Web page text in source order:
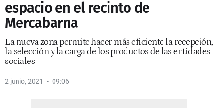
espacio en el recinto de
Mercabarna
La nueva zona permite hacer más eficiente la recepción,
la selección y la carga de los productos de las entidades
sociales
2 junio, 2021 09:06